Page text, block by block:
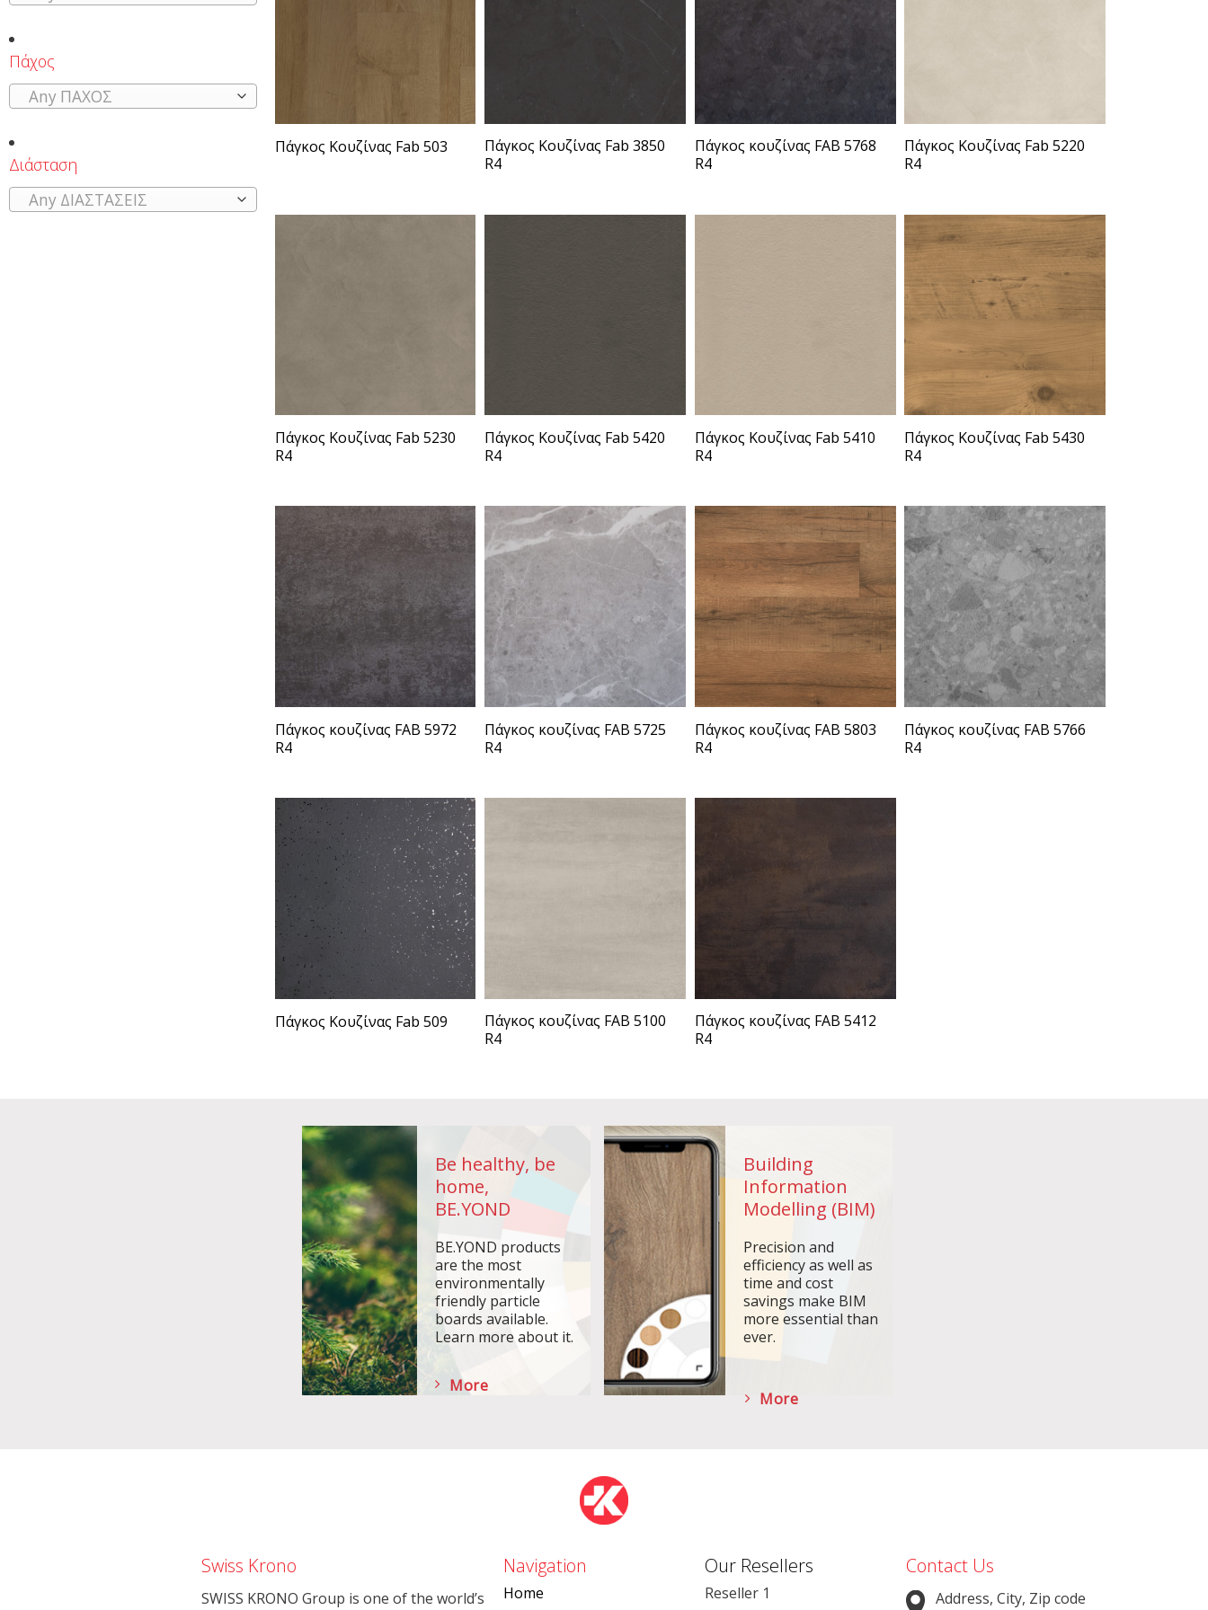
Πάχος
Any ΠΑΧΟΣ
Διάσταση
Any ΔΙΑΣΤΑΣΕΙΣ
Πάγκος Κουζίνας Fab 503
Πάγκος Κουζίνας Fab 3850
R4
Πάγκος κουζίνας FAB 5768
R4
Πάγκος Κουζίνας Fab 5220
R4
Πάγκος Κουζίνας Fab 5230
R4
Πάγκος Κουζίνας Fab 5420
R4
Πάγκος Κουζίνας Fab 5410
R4
Πάγκος Κουζίνας Fab 5430
R4
Πάγκος κουζίνας FAB 5972
R4
Πάγκος κουζίνας FAB 5725
R4
Πάγκος κουζίνας FAB 5803
R4
Πάγκος κουζίνας FAB 5766
R4
Πάγκος Κουζίνας Fab 509
Πάγκος κουζίνας FAB 5100
R4
Πάγκος κουζίνας FAB 5412
R4
Be healthy, be
home,
BE.YOND
BE.YOND products
are the most
environmentally
friendly particle
boards available.
Learn more about it.
More
Building
Information
Modelling (BIM)
Precision and
efficiency as well as
time and cost
savings make BIM
more essential than
ever.
More
Swiss Krono
SWISS KRONO Group is one of the world’s
Navigation
Home
Our Resellers
Reseller 1
Contact Us
Address, City, Zip code